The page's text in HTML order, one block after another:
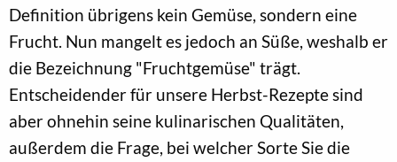
Definition übrigens kein Gemüse, sondern eine
Frucht. Nun mangelt es jedoch an Süße, weshalb er
die Bezeichnung "Fruchtgemüse" trägt.
Entscheidender für unsere Herbst-Rezepte sind
aber ohnehin seine kulinarischen Qualitäten,
außerdem die Frage, bei welcher Sorte Sie die